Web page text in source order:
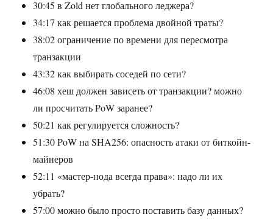
30:45 в Zold нет глобального леджера?
34:17 как решается проблема двойной траты?
38:02 ограничение по времени для пересмотра
транзакции
43:32 как выбирать соседей по сети?
46:08 хеш должен зависеть от транзакции? можно
ли просчитать PoW заранее?
50:21 как регулируется сложность?
51:30 PoW на SHA256: опасность атаки от биткойн-
майнеров
52:11 «мастер-нода всегда права»: надо ли их
убрать?
57:00 можно было просто поставить базу данных?